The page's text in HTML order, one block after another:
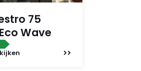
75
Wave